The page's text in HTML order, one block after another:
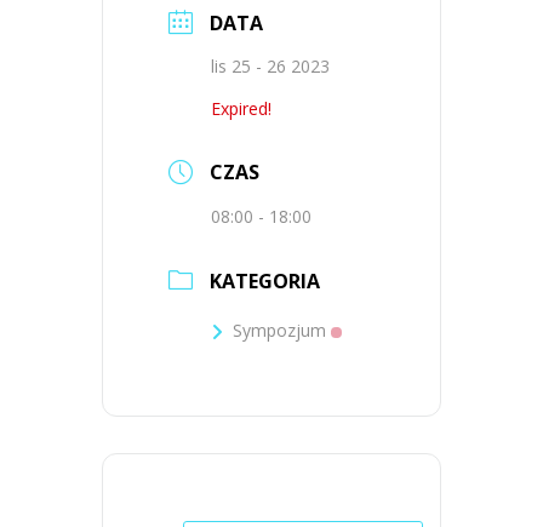
DATA
lis 25 - 26 2023
Expired!
CZAS
08:00 - 18:00
KATEGORIA
Sympozjum